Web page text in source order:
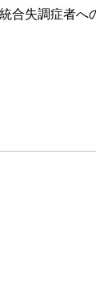
合失調症者